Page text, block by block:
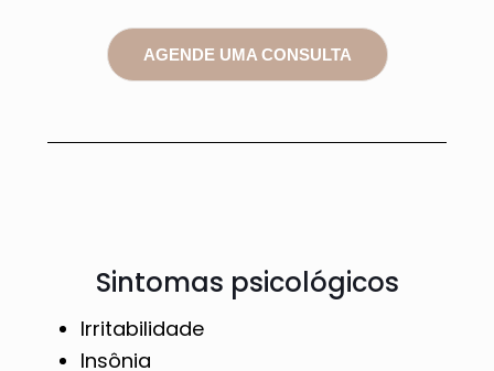
AGENDE UMA CONSULTA
Sintomas psicológicos
Irritabilidade
Insônia